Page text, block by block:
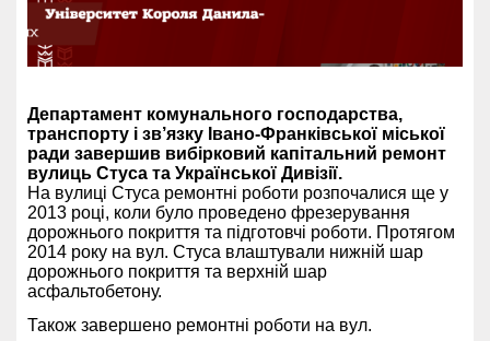
Департамент комунального господарства,
транспорту і зв’язку Івано-Франківської міської
ради завершив вибірковий капітальний ремонт
вулиць Стуса та Української Дивізії.
На вулиці Стуса ремонтні роботи розпочалися ще у
2013 році, коли було проведено фрезерування
дорожнього покриття та підготовчі роботи. Протягом
2014 року на вул. Стуса влаштували нижній шар
дорожнього покриття та верхній шар
асфальтобетону.
Також завершено ремонтні роботи на вул.